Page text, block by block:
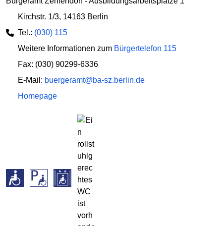
Kirchstr. 1/3, 14163 Berlin
Tel.: (030) 115
Weitere Informationen zum Bürgertelefon 115
Fax: (030) 90299-6336
E-Mail: buergeramt@ba-sz.berlin.de
Homepage